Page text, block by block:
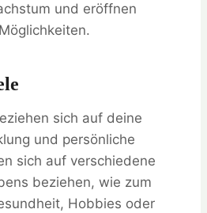
und eröffnen
sich auf deine
und persönliche
sich auf verschiedene
beziehen, wie zum
Hobbies oder